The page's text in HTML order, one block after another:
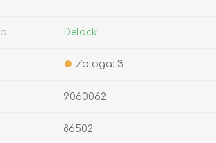
Delock
Zaloga: 3
9060062
86502